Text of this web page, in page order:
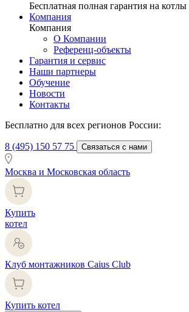
Бесплатная полная гарантия на котлы
Компания
Компания
О Компании
Референц-объекты
Гарантия и сервис
Наши партнеры
Обучение
Новости
Контакты
Бесплатно для всех регионов России:
8 (495) 150 57 75 Связаться с нами
Москва и Московская область
Купить
котел
Клуб монтажников Caius Club
Купить котел